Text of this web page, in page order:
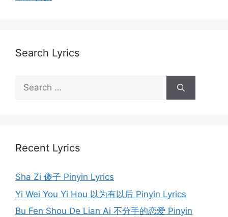
Search Lyrics
Search
for:
Recent Lyrics
Sha Zi 傻子 Pinyin Lyrics
Yi Wei You Yi Hou 以为有以后 Pinyin Lyrics
Bu Fen Shou De Lian Ai 不分手的恋爱 Pinyin